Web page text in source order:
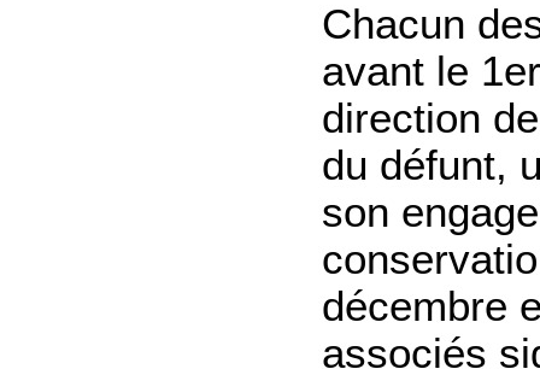
Chacun
avant le
direction
du défunt,
son
décembre
associés